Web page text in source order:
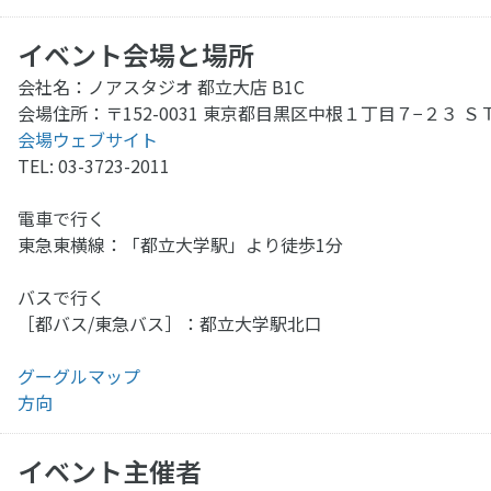
イベント会場と場所
会社名：ノアスタジオ 都立大店 B1C
会場住所：〒152-0031 東京都目黒区中根１丁目７−２３ Ｓ
会場ウェブサイト
TEL: 03-3723-2011
電車で行く
東急東横線：「都立大学駅」より徒歩1分
バスで行く
［都バス/東急バス］：都立大学駅北口
グーグルマップ
方向
イベント主催者